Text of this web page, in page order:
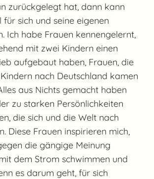
zurückgelegt hat, dann kann
für sich und seine eigenen
Ich habe Frauen kennengelernt,
mit zwei Kindern einen
aufgebaut haben, Frauen, die
nach Deutschland kamen
aus Nichts gemacht haben
zu starken Persönlichkeiten
die sich und die Welt nach
Diese Frauen inspirieren mich,
die gängige Meinung
dem Strom schwimmen und
es darum geht, für sich